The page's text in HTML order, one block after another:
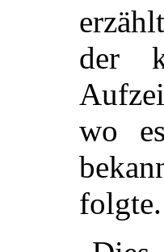
der
wo
folgte.